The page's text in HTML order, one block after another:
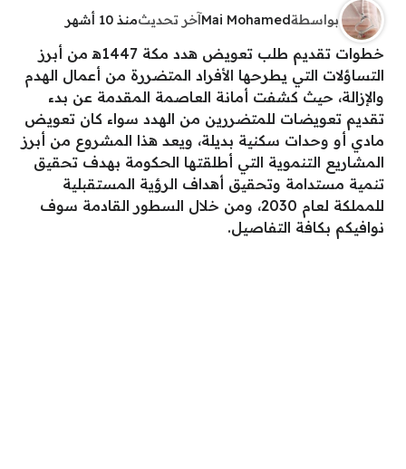
بواسطةMai Mohamedآخر تحديثمنذ 10 أشهر
خطوات تقديم طلب تعويض هدد مكة 1447ه‍ من أبرز
التساؤلات التي يطرحها الأفراد المتضررة من أعمال الهدم
والإزالة، حيث كشفت أمانة العاصمة المقدمة عن بدء
تقديم تعويضات للمتضررين من الهدد سواء كان تعويض
مادي أو وحدات سكنية بديلة، ويعد هذا المشروع من أبرز
المشاريع التنموية التي أطلقتها الحكومة بهدف تحقيق
تنمية مستدامة وتحقيق أهداف الرؤية المستقبلية
للمملكة لعام 2030، ومن خلال السطور القادمة سوف
نوافيكم بكافة التفاصيل.